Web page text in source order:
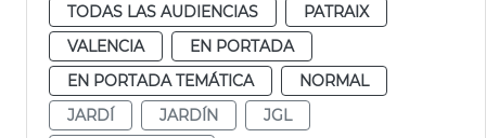
TODAS LAS AUDIENCIAS
PATRAIX
VALENCIA
EN PORTADA
EN PORTADA TEMÁTICA
NORMAL
JARDÍ
JARDÍN
JGL